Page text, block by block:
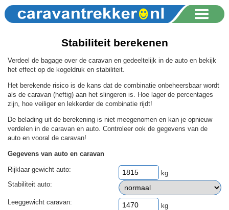
Stabiliteit berekenen
Verdeel de bagage over de caravan en gedeeltelijk in de auto en bekijk
het effect op de kogeldruk en stabiliteit.
Het berekende risico is de kans dat de combinatie onbeheersbaar wordt
als de caravan (heftig) aan het slingeren is. Hoe lager de percentages
zijn, hoe veiliger en lekkerder de combinatie rijdt!
De belading uit de berekening is niet meegenomen en kan je opnieuw
verdelen in de caravan en auto. Controleer ook de gegevens van de
auto en vooral de caravan!
Gegevens van auto en caravan
Rijklaar gewicht auto:
kg
Stabiliteit auto:
Leeggewicht caravan:
kg